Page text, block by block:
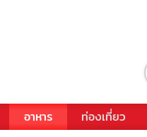
อาหาร ท่องเที่ยว